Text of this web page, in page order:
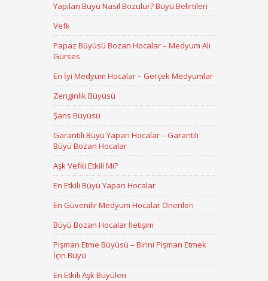
Yapılan Büyü Nasıl Bozulur? Büyü Belirtileri
Vefk
Papaz Büyüsü Bozan Hocalar – Medyum Ali
Gürses
En İyi Medyum Hocalar – Gerçek Medyumlar
Zenginlik Büyüsü
Şans Büyüsü
Garantili Büyü Yapan Hocalar – Garantili
Büyü Bozan Hocalar
Aşk Vefki Etkili Mi?
En Etkili Büyü Yapan Hocalar
En Güvenilir Medyum Hocalar Önerileri
Büyü Bozan Hocalar İletişim
Pişman Etme Büyüsü – Birini Pişman Etmek
İçin Büyü
En Etkili Aşk Büyüleri